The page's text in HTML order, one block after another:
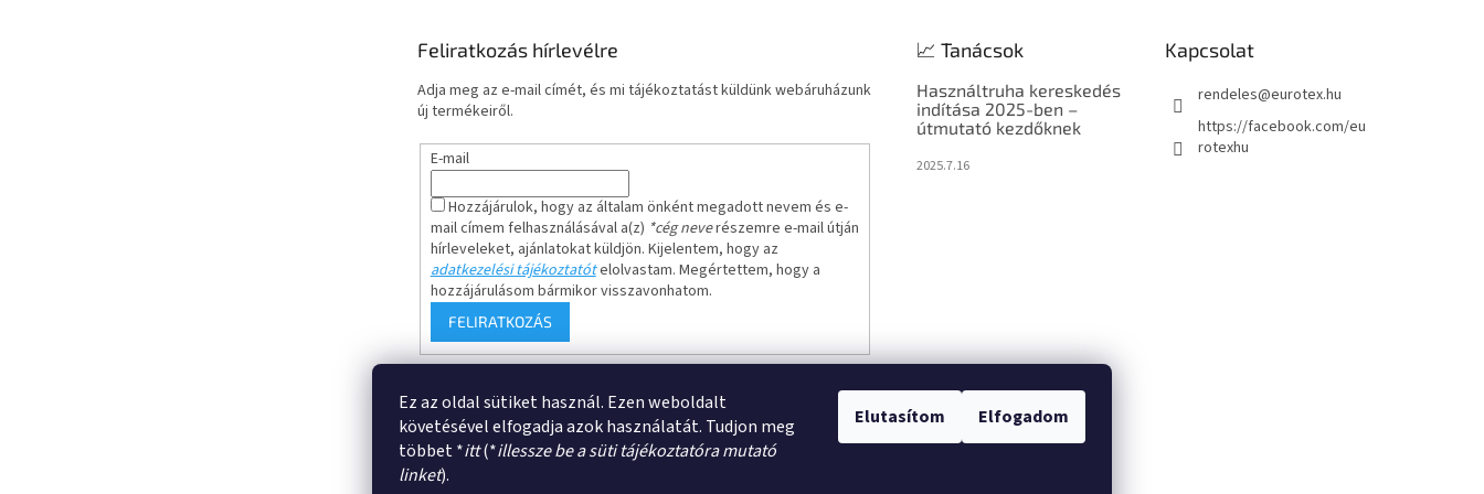
Ez az oldal sütiket használ. Ezen weboldalt
követésével elfogadja azok használatát. Tudjon meg
többet *itt(*illessze be a süti tájékoztatóra mutató
linket).
Elutasítom Elfogadom
m
Feliratkozás hírlevélre
Adja meg az e-mail címét, és mi tájékoztatást küldünk webáruházunk
új termékeiről.
E-mail
Hozzájárulok, hogy az általam önként megadott nevem és e-
mail címem felhasználásával a(z) *cég neverészemre e-mail útján
hírleveleket, ajánlatokat küldjön. Kijelentem, hogy az
adatkezelési tájékoztatótelolvastam. Megértettem, hogy a
hozzájárulásom bármikor visszavonhatom.
FELIRATKOZÁS
📈 Tanácsok
Használtruha kereskedés
indítása 2025-ben –
útmutató kezdőknek
2025.7.16
Kapcsolat
rendeles@eurotex.hu
https://facebook.com/eu
rotexhu
Általános szerződési feltételek(ÁSZF) Adatkezelési Tájékoztató Rendelésem állapota/Visszaküldés